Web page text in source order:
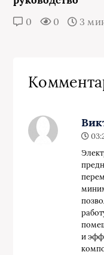
0 0 3
и